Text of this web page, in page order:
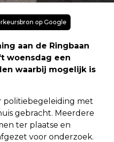
op Google
aan de Ringbaan
woensdag een
waarbij mogelijk is
politiebegeleiding met
gebracht. Meerdere
ter plaatse en
voor onderzoek.